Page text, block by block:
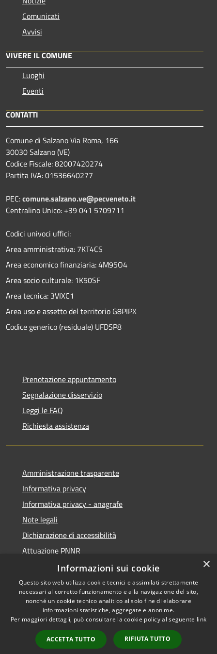
Comunicati
Avvisi
VIVERE IL COMUNE
Luoghi
Eventi
CONTATTI
Comune di Salzano Via Roma, 166
30030 Salzano (VE)
Codice Fiscale: 82007420274
Partita IVA: 01536640277
PEC:comune.salzano.ve@pecveneto.it
Centralino Unico: +39 041 5709711
Codici univoci uffici:
Area amministrativa: 7KT4CS
Area economico finanziaria: 4M95O4
Area socio culturale: 1K50SF
Area tecnica: 3VIXC1
Area uso e assetto del territorio G8PIPX
Codice generico (residuale) UFDSP8
Prenotazione appuntamento
Segnalazione disservizio
Leggi le FAQ
Richiesta assistenza
Amministrazione trasparente
Informativa privacy
Informativa privacy - anagrafe
Note legali
Dichiarazione di accessibilità
Attuazione PNNR
Whistleblowing
RSS
Accessibilità
Copyright © 2026 • Comune di
Municipium•
Accesso
redazione
×
Informazioni sui cookie
Questo sito web utilizza cookie tecnici e assimilati strettamente
necessari al corretto funzionamento e alla navigazione del sito,
nonché un cookie tecnico analitico al solo fine di elaborare
informazioni statistiche, aggregate e anonime.
Per maggiori dettagli, può consultare la cookie policy al seguente link
ACCETTA TUTTO RIFIUTA TUTTO